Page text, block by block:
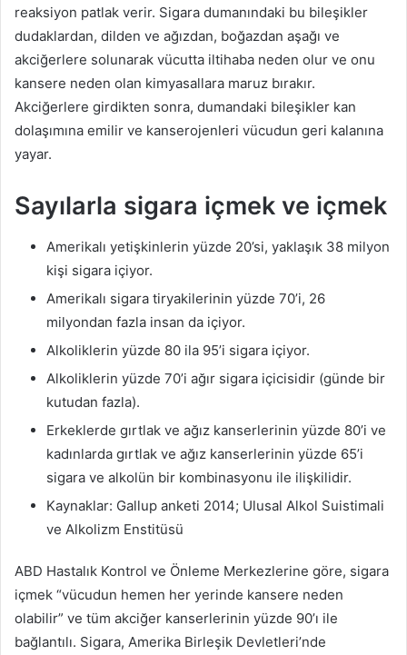
reaksiyon patlak verir. Sigara dumanındaki bu bileşikler
dudaklardan, dilden ve ağızdan, boğazdan aşağı ve
akciğerlere solunarak vücutta iltihaba neden olur ve onu
kansere neden olan kimyasallara maruz bırakır.
Akciğerlere girdikten sonra, dumandaki bileşikler kan
dolaşımına emilir ve kanserojenleri vücudun geri kalanına
yayar.
Sayılarla sigara içmek ve içmek
Amerikalı yetişkinlerin yüzde 20’si, yaklaşık 38 milyon
kişi sigara içiyor.
Amerikalı sigara tiryakilerinin yüzde 70’i, 26
milyondan fazla insan da içiyor.
Alkoliklerin yüzde 80 ila 95’i sigara içiyor.
Alkoliklerin yüzde 70’i ağır sigara içicisidir (günde bir
kutudan fazla).
Erkeklerde gırtlak ve ağız kanserlerinin yüzde 80’i ve
kadınlarda gırtlak ve ağız kanserlerinin yüzde 65’i
sigara ve alkolün bir kombinasyonu ile ilişkilidir.
Kaynaklar: Gallup anketi 2014; Ulusal Alkol Suistimali
ve Alkolizm Enstitüsü
ABD Hastalık Kontrol ve Önleme Merkezlerine göre, sigara
içmek “vücudun hemen her yerinde kansere neden
olabilir” ve tüm akciğer kanserlerinin yüzde 90’ı ile
bağlantılı. Sigara, Amerika Birleşik Devletleri’nde